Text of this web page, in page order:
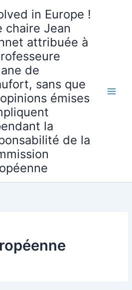
in Europe !
chaire Jean
attribuée à
de
sans que
émises
la
de la